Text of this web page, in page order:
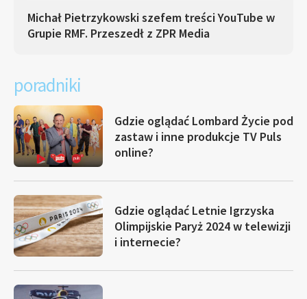
Michał Pietrzykowski szefem treści YouTube w
Grupie RMF. Przeszedł z ZPR Media
poradniki
Gdzie oglądać Lombard Życie pod
zastaw i inne produkcje TV Puls
online?
Gdzie oglądać Letnie Igrzyska
Olimpijskie Paryż 2024 w telewizji
i internecie?